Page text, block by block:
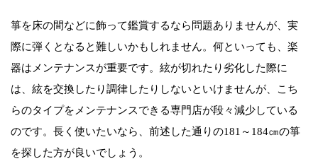
箏を床の間などに飾って鑑賞するなら問題ありませんが、実
際に弾くとなると難しいかもしれません。何といっても、楽
器はメンテナンスが重要です。絃が切れたり劣化した際に
は、絃を交換したり調律したりしないといけませんが、こち
らのタイプをメンテナンスできる専門店が段々減少している
のです。長く使いたいなら、前述した通りの181～184㎝の箏
を探した方が良いでしょう。